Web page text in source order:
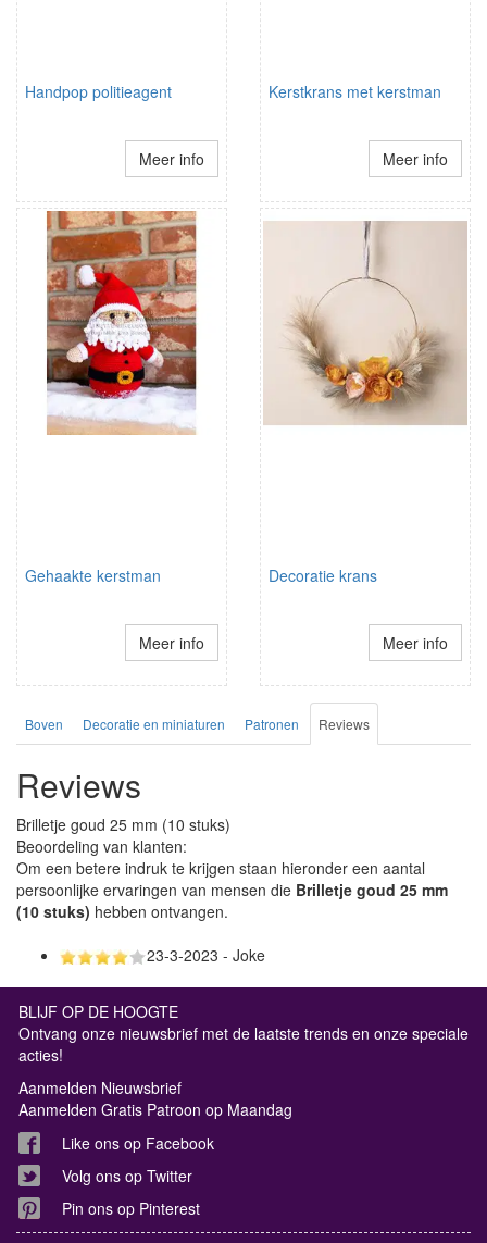
Handpop politieagent
Meer info
Kerstkrans met kerstman
Meer info
Gehaakte kerstman
Meer info
Decoratie krans
Meer info
Boven Decoratie en miniaturen Patronen Reviews
Reviews
Brilletje goud 25 mm (10 stuks)
Beoordeling van klanten:
Om een betere indruk te krijgen staan hieronder een aantal
persoonlijke ervaringen van mensen die Brilletje goud 25 mm
(10 stuks) hebben ontvangen.
23-3-2023 - Joke
BLIJF OP DE HOOGTE
Ontvang onze nieuwsbrief met de laatste trends en onze speciale
acties!
Aanmelden Nieuwsbrief
Aanmelden Gratis Patroon op Maandag
Like ons op Facebook
Volg ons op Twitter
Pin ons op Pinterest